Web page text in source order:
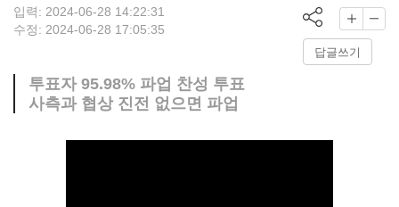
입력: 2024-06-28 14:22:31
수정: 2024-06-28 17:05:35
답글쓰기
투표자 95.98% 파업 찬성 투표
사측과 협상 진전 없으면 파업